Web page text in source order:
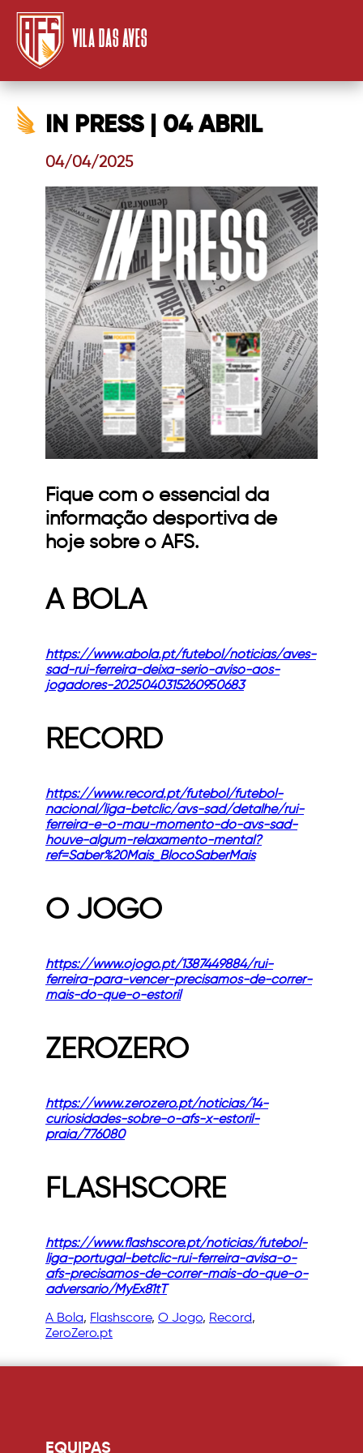
VILA DAS AVES
IN PRESS | 04 ABRIL
04/04/2025
Fique com o essencial da
informação desportiva de
hoje sobre o AFS.
A BOLA
https://www.abola.pt/futebol/noticias/aves-
sad-rui-ferreira-deixa-serio-aviso-aos-
jogadores-2025040315260950683
RECORD
https://www.record.pt/futebol/futebol-
nacional/liga-betclic/avs-sad/detalhe/rui-
ferreira-e-o-mau-momento-do-avs-sad-
houve-algum-relaxamento-mental?
ref=Saber%20Mais_BlocoSaberMais
O JOGO
https://www.ojogo.pt/1387449884/rui-
ferreira-para-vencer-precisamos-de-correr-
mais-do-que-o-estoril
ZEROZERO
https://www.zerozero.pt/noticias/14-
curiosidades-sobre-o-afs-x-estoril-
praia/776080
FLASHSCORE
https://www.flashscore.pt/noticias/futebol-
liga-portugal-betclic-rui-ferreira-avisa-o-
afs-precisamos-de-correr-mais-do-que-o-
adversario/MyEx81tT
A Bola, Flashscore, O Jogo, Record
ZeroZero.pt
EQUIPAS